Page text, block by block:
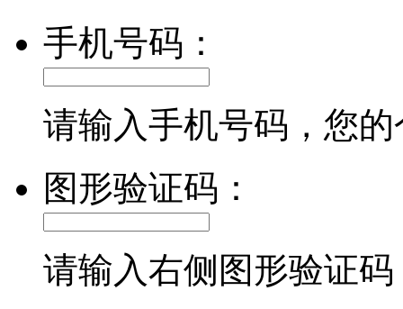
手机号码：
请输入手机号码，您
图形验证码：
请输入右侧图形验证码